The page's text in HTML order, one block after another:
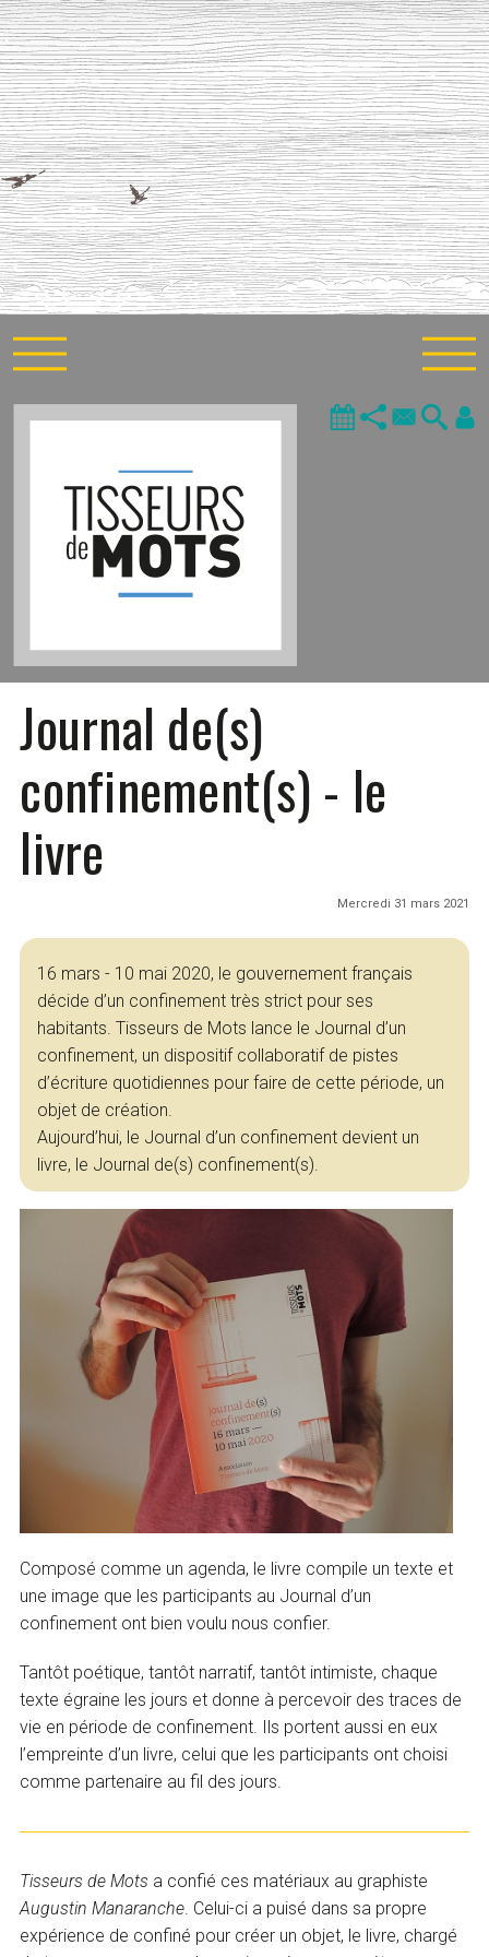
Journal de(s)
confinement(s) - le
livre
Mercredi 31 mars 2021
16 mars - 10 mai 2020, le gouvernement français
décide d’un confinement très strict pour ses
habitants. Tisseurs de Mots lance le Journal d’un
confinement, un dispositif collaboratif de pistes
d’écriture quotidiennes pour faire de cette période, un
objet de création.
Aujourd’hui, le Journal d’un confinement devient un
livre, le Journal de(s) confinement(s).
Composé comme un agenda, le livre compile un texte et
une image que les participants au Journal d’un
confinement ont bien voulu nous confier.
Tantôt poétique, tantôt narratif, tantôt intimiste, chaque
texte égraine les jours et donne à percevoir des traces de
vie en période de confinement. Ils portent aussi en eux
l’empreinte d’un livre, celui que les participants ont choisi
comme partenaire au fil des jours.
Tisseurs de Mots a confié ces matériaux au graphiste
Augustin Manaranche. Celui-ci a puisé dans sa propre
expérience de confiné pour créer un objet, le livre, chargé